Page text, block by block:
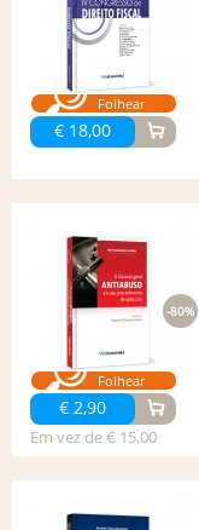
Folhear
€ 18,00
Folhear
€ 2,90
Em vez de € 15,00
-80%